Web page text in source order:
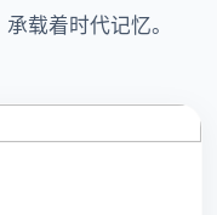
载着时代记忆。